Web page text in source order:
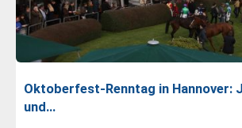
Oktoberfest-Renntag in Hannover:
und…